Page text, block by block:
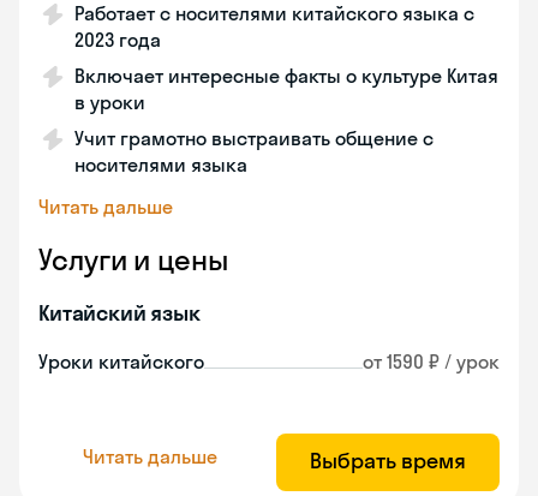
Работает с носителями китайского языка с
2023 года
Включает интересные факты о культуре Китая
в уроки
Учит грамотно выстраивать общение с
носителями языка
Читать дальше
Услуги и цены
Китайский язык
Уроки китайского от 1590 ₽ / урок
Читать дальше Выбрать время